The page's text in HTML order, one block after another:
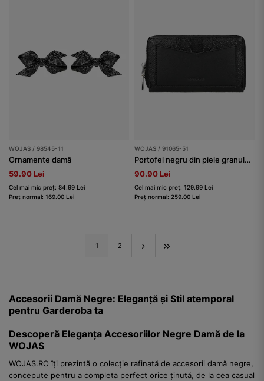
WOJAS / 98545-11
Ornamente damă
59.90 Lei
Cel mai mic preț: 84.99 Lei
Preț normal: 169.00 Lei
WOJAS / 91065-51
Portofel negru din piele granulată în relief damă
90.90 Lei
Cel mai mic preț: 129.99 Lei
Preț normal: 259.00 Lei
1 2
Accesorii Damă Negre: Eleganță și Stil atemporal
pentru Garderoba ta
Descoperă Eleganța Accesoriilor Negre Damă de la
WOJAS
WOJAS.RO îți prezintă o colecție rafinată de accesorii damă negre,
concepute pentru a completa perfect orice ținută, de la cea casual